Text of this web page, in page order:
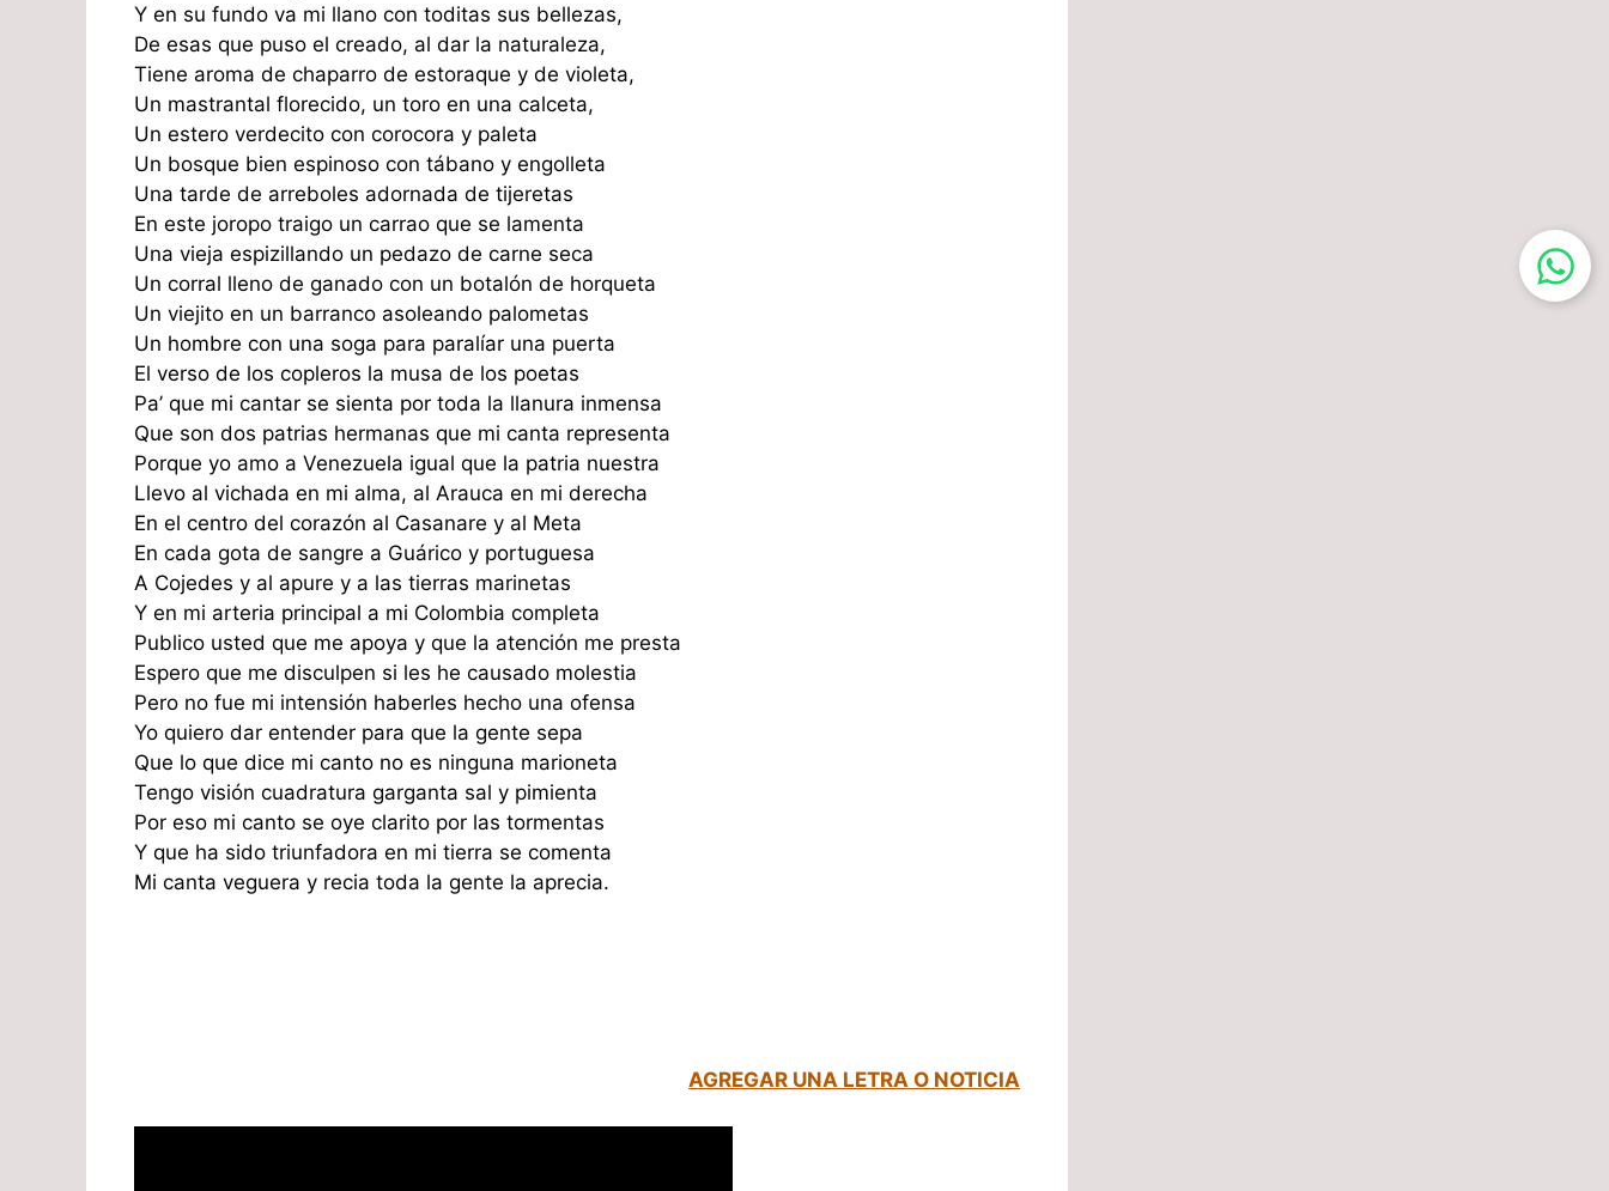
Y en su fundo va mi llano con toditas sus bellezas,
De esas que puso el creado, al dar la naturaleza,
Tiene aroma de chaparro de estoraque y de violeta,
Un mastrantal florecido, un toro en una calceta,
Un estero verdecito con corocora y paleta
Un bosque bien espinoso con tábano y engolleta
Una tarde de arreboles adornada de tijeretas
En este joropo traigo un carrao que se lamenta
Una vieja espizillando un pedazo de carne seca
Un corral lleno de ganado con un botalón de horqueta
Un viejito en un barranco asoleando palometas
Un hombre con una soga para paralíar una puerta
El verso de los copleros la musa de los poetas
Pa’ que mi cantar se sienta por toda la llanura inmensa
Que son dos patrias hermanas que mi canta representa
Porque yo amo a Venezuela igual que la patria nuestra
Llevo al vichada en mi alma, al Arauca en mi derecha
En el centro del corazón al Casanare y al Meta
En cada gota de sangre a Guárico y portuguesa
A Cojedes y al apure y a las tierras marinetas
Y en mi arteria principal a mi Colombia completa
Publico usted que me apoya y que la atención me presta
Espero que me disculpen si les he causado molestia
Pero no fue mi intensión haberles hecho una ofensa
Yo quiero dar entender para que la gente sepa
Que lo que dice mi canto no es ninguna marioneta
Tengo visión cuadratura garganta sal y pimienta
Por eso mi canto se oye clarito por las tormentas
Y que ha sido triunfadora en mi tierra se comenta
Mi canta veguera y recia toda la gente la aprecia.
AGREGAR UNA LETRA O NOTICIA